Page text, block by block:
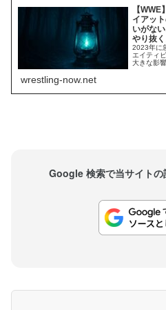
【
イアッ
いがな
やり抜く
2023年に
エイティ
大きな影
たが、彼
を、プロ
wrestling-now.net
Google 検索で当サイトの